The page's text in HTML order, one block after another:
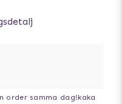
order samma dag!kaka